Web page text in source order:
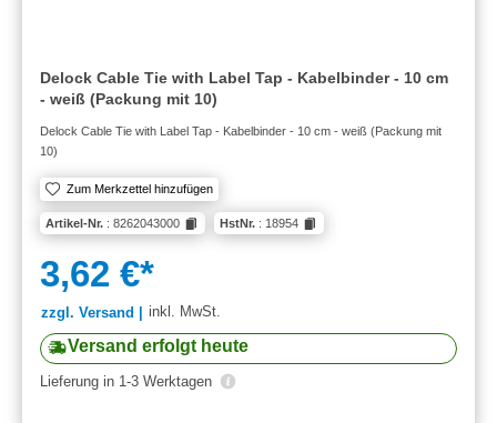
Delock Cable Tie with Label Tap - Kabelbinder - 10 cm
- weiß (Packung mit 10)
Delock Cable Tie with Label Tap - Kabelbinder - 10 cm - weiß (Packung mit
10)
Zum Merkzettel hinzufügen
Artikel-Nr. : 8262043000 HstNr. : 18954
3,62 €*
zzgl. Versand | inkl. MwSt.
Versand erfolgt heute
Lieferung in 1-3 Werktagen